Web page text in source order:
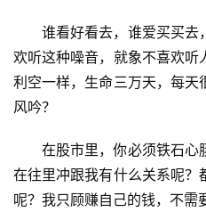
谁看好看去，谁爱买买去
欢听这种噪音，就象不喜欢听
利空一样，生命三万天，每
风吟？
在股市里，你必须铁石心
在往里冲跟我有什么关系呢？
呢？我只顾赚自己的钱，不需